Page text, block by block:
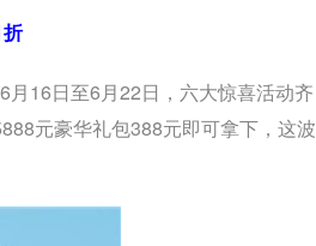
16日至6月22日，六大惊喜活动齐
元豪华礼包388元即可拿下，这波